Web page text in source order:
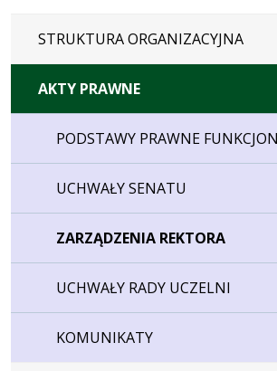
STRUKTURA ORGANIZACYJNA
AKTY PRAWNE
PODSTAWY PRAWNE
UCHWAŁY SENATU
ZARZĄDZENIA REKTORA
UCHWAŁY RADY UCZELNI
KOMUNIKATY